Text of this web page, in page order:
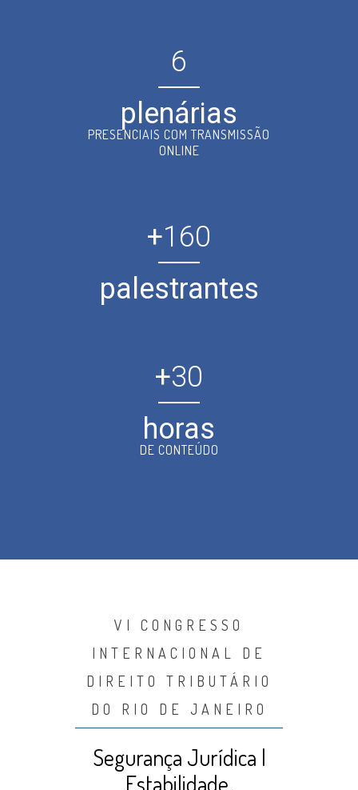
6
plenárias
PRESENCIAIS COM TRANSMISSÃO
ONLINE
+160
palestrantes
+30
horas
DE CONTEÚDO
VI CONGRESSO
INTERNACIONAL DE
DIREITO TRIBUTÁRIO
DO RIO DE JANEIRO
Segurança Jurídica |
Estabilidade,